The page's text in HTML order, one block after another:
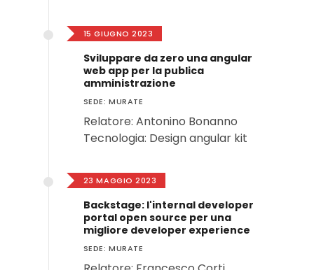
15 GIUGNO 2023
Sviluppare da zero una angular
web app per la publica
amministrazione
SEDE: MURATE
Relatore: Antonino Bonanno
Tecnologia: Design angular kit
23 MAGGIO 2023
Backstage: l'internal developer
portal open source per una
migliore developer experience
SEDE: MURATE